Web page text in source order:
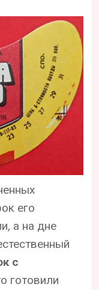
его
а на дне
с
готовили